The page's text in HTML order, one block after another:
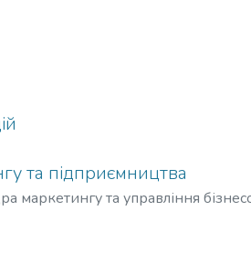
та підприємництва
маркетингу та управління